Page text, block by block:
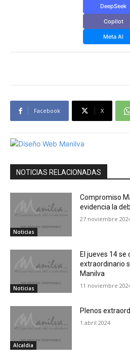
DeepSeek
Copilot
Meta AI
Facebook X
NOTICIAS RELACIONADAS
Noticias
Compromiso
evidencia la
27 noviembre
Noticias
El jueves 14 se
extraordinario
Manilva
11 noviembre
Alcaldia
Plenos
1 abril 2024